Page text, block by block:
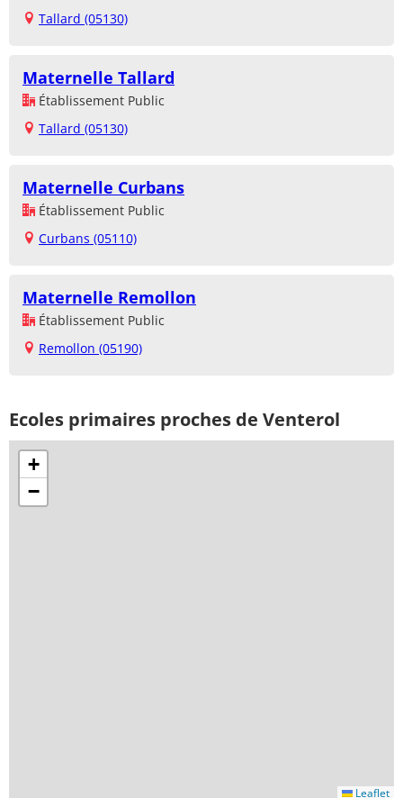
Tallard (05130)
Maternelle Tallard
Établissement Public
Tallard (05130)
Maternelle Curbans
Établissement Public
Curbans (05110)
Maternelle Remollon
Établissement Public
Remollon (05190)
Ecoles primaires proches de Venterol
+
−
Leaflet